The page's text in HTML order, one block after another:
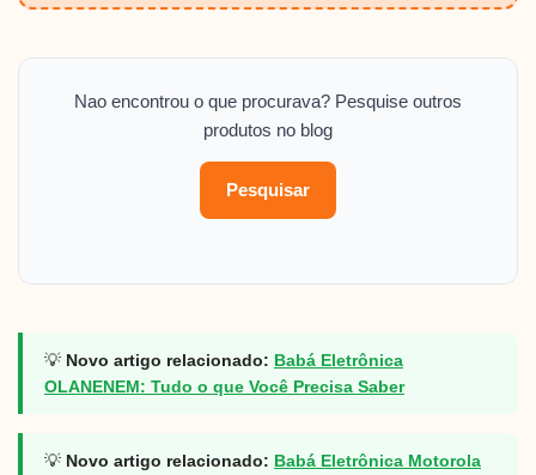
Nao encontrou o que procurava? Pesquise outros
produtos no blog
Pesquisar
💡 Novo artigo relacionado: Babá Eletrônica
OLANENEM: Tudo o que Você Precisa Saber
💡 Novo artigo relacionado: Babá Eletrônica Motorola